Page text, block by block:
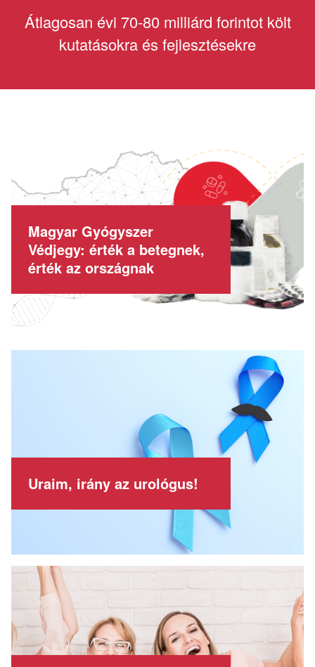
Átlagosan évi 70-80 milliárd forintot költ
kutatásokra és fejlesztésekre
Magyar Gyógyszer
Védjegy: érték a betegnek,
érték az országnak
Uraim, irány az urológus!